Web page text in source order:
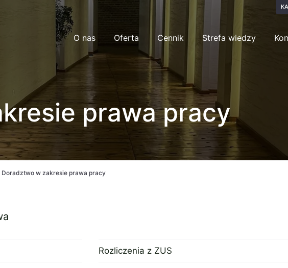
O nas Oferta Cennik Strefa wiedzy
prawa pracy
Doradztwo w zakresie prawa pracy
Rozliczenia z ZUS